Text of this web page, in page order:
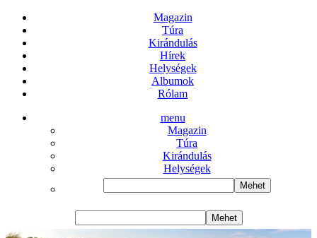
Magazin
Túra
Kirándulás
Hírek
Helységek
Albumok
Rólam
menu
Magazin
Túra
Kirándulás
Helységek